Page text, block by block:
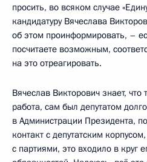
просить, во всяком случае
кандидатуру Вячеслава
об этом проинформировать, –
посчитаете возможным,
на это отреагировать.
Вячеслав Викторович знает, что
работа, сам был депутатом
в Администрации Президента,
контакт с депутатским
с партиями, это входило в круг